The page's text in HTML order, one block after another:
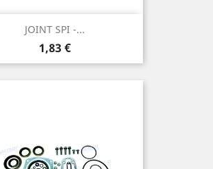
JOINT SPI -...
Prix
1,83 €